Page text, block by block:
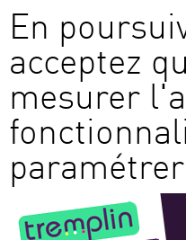
En
acceptez
mesurer